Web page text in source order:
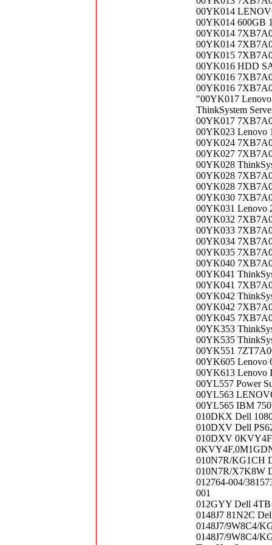
00YK014
00YK014 600GB
00YK014
00YK014
00YK015
00YK016 HDD
00YK016
00YK016
"00YK017
ThinkSystem
00YK017
00YK023 Lenovo
00YK024
00YK027
00YK028
00YK028
00YK028
00YK030
00YK031 Lenovo
00YK032
00YK033
00YK034
00YK035
00YK040
00YK041
00YK041
00YK042
00YK042
00YK045
00YK353
00YK535
00YK551
00YK605 Lenovo
00YK613 Lenovo
00YL557 Power
00YL563
00YL565 IBM
010DKX Dell
010DXV Dell
010DXV
010N7R/KG1CH
010N7R/X7K8W
012764-004/
001
012GYY Dell
0148J7 81N2C
0148J7/9W8C4/
0148J7/9W8C4/